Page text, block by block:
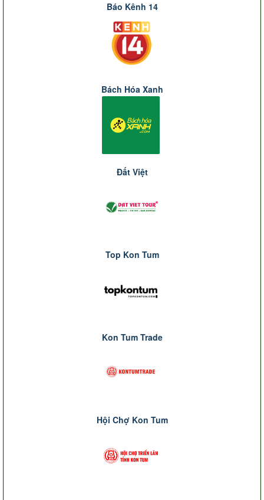
Báo Kênh 14
Bách Hóa Xanh
Đất Việt
Top Kon Tum
Kon Tum Trade
Hội Chợ Kon Tum